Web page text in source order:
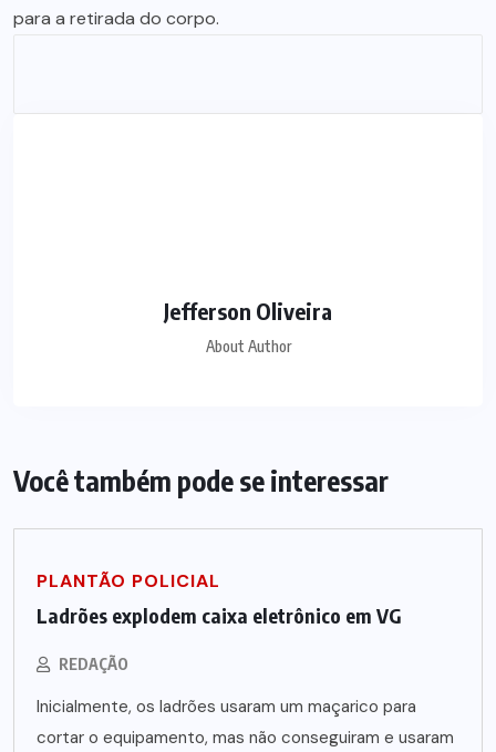
para a retirada do corpo.
Jefferson Oliveira
About Author
Você também pode se interessar
PLANTÃO POLICIAL
Ladrões explodem caixa eletrônico em VG
REDAÇÃO
Inicialmente, os ladrões usaram um maçarico para
cortar o equipamento, mas não conseguiram e usaram